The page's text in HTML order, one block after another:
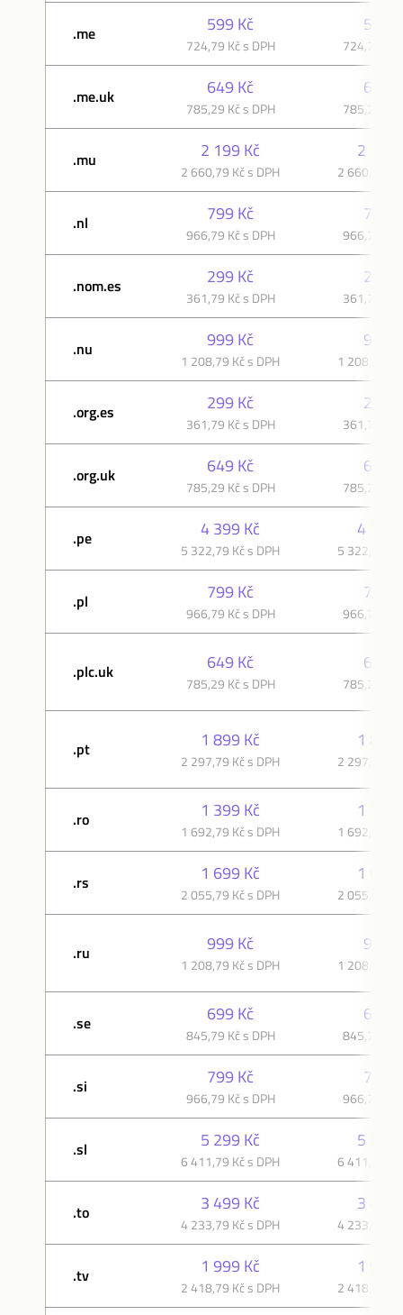
.me 599 Kč
724,79 Kč s DPH
599
724,79 Kč
.me.uk 649 Kč
785,29 Kč s DPH
649
785,29 Kč
.mu 2 199 Kč
2 660,79 Kč s DPH
2 199
2 660,79
.nl 799 Kč
966,79 Kč s DPH
799
966,79 Kč
.nom.es 299 Kč
361,79 Kč s DPH
299
361,79 Kč
.nu 999 Kč
1 208,79 Kč s DPH
999
1 208,79
.org.es 299 Kč
361,79 Kč s DPH
299
361,79 Kč
.org.uk 649 Kč
785,29 Kč s DPH
649
785,29 Kč
.pe 4 399 Kč
5 322,79 Kč s DPH
4 399
5 322,79
.pl 799 Kč
966,79 Kč s DPH
799
966,79 Kč
.plc.uk 649 Kč
785,29 Kč s DPH
649
785,29 Kč
.pt 1 899 Kč
2 297,79 Kč s DPH
1 899
2 297,79
.ro 1 399 Kč
1 692,79 Kč s DPH
1 399
1 692,79
.rs 1 699 Kč
2 055,79 Kč s DPH
1 699
2 055,79
.ru 999 Kč
1 208,79 Kč s DPH
999
1 208,79
.se 699 Kč
845,79 Kč s DPH
699
845,79 Kč
.si 799 Kč
966,79 Kč s DPH
799
966,79 Kč
.sl 5 299 Kč
6 411,79 Kč s DPH
5 299
6 411,79
.to 3 499 Kč
4 233,79 Kč s DPH
3 499
4 233,79
.tv 1 999 Kč
2 418,79 Kč s DPH
1 999
2 418,79